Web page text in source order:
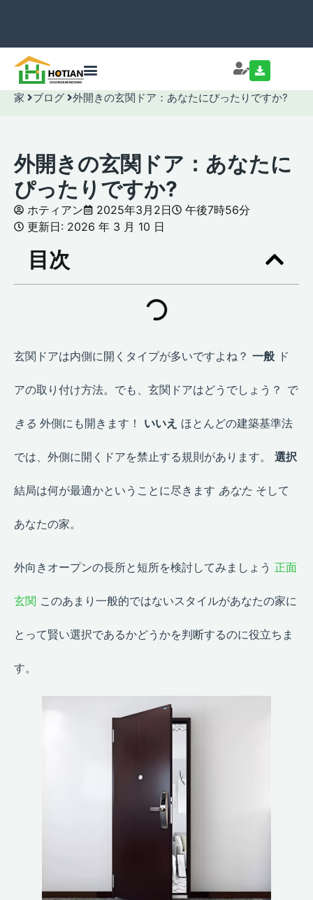
家 ブログ 外開きの玄関ドア：あなたにぴったりですか?
外開きの玄関ドア：あなたに
ぴったりですか?
ホティアン 2025年3月2日
午後7時56分
更新日: 2026 年 3 月 10 日
目次
玄関ドアは内側に開くタイプが多いですよね？ 一般 ド
アの取り付け方法。でも、玄関ドアはどうでしょう？ で
きる 外側にも開きます！ いいえ ほとんどの建築基準法
では、外側に開くドアを禁止する規則があります。 選択
結局は何が最適かということに尽きます あなた そして
あなたの家。
外向きオープンの長所と短所を検討してみましょう 正面
玄関 このあまり一般的ではないスタイルがあなたの家に
とって賢い選択であるかどうかを判断するのに役立ちま
す。